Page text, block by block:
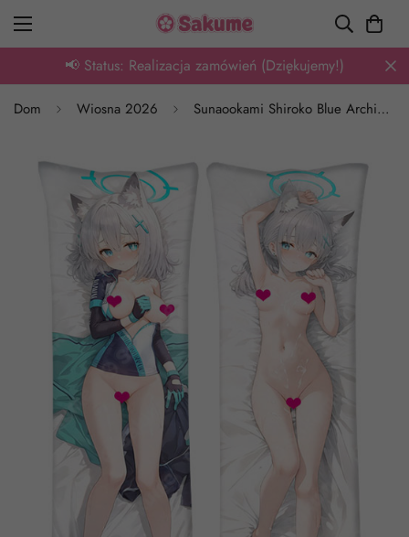
🎁 Oferta: Tysiące wzorów z super rabatem
Dom Wiosna 2026 Sunaookami Shiroko Blue Archive Dakimakura Anime Body Pillow Porn